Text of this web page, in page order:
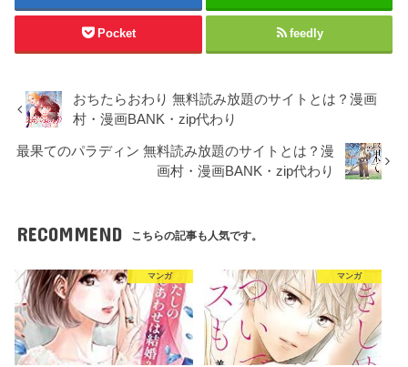
Pocket feedly
おちたらおわり 無料読み放題のサイトとは？漫画
村・漫画BANK・zip代わり
最果てのパラディン 無料読み放題のサイトとは？漫
画村・漫画BANK・zip代わり
RECOMMEND こちらの記事も人気です。
マンガ マンガ